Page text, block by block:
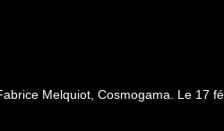
Melquiot, Cosmogama. Le 17